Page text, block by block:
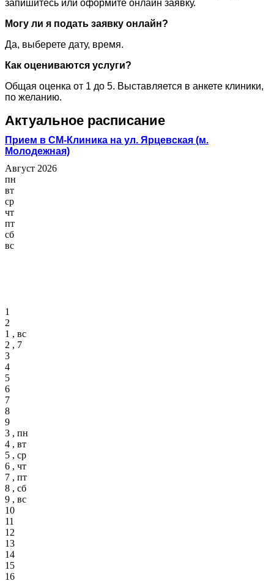
запишитесь или оформите онлайн заявку.
Могу ли я подать заявку онлайн?
Да, выберете дату, время.
Как оцениваются услуги?
Общая оценка от 1 до 5. Выставляется в анкете клиники,
по желанию.
Актуальное расписание
Прием в СМ-Клиника на ул. Ярцевская (м.
Молодежная)
Август 2026
пн
вт
ср
чт
пт
сб
вс
1
2
1 , вс
2 , 7
3
4
5
6
7
8
9
3 , пн
4 , вт
5 , ср
6 , чт
7 , пт
8 , сб
9 , вс
10
11
12
13
14
15
16